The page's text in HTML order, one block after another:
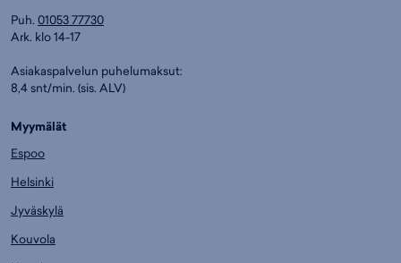
Puh. 01053 77730
Ark. klo 14-17
Asiakaspalvelun puhelumaksut:
8,4 snt/min. (sis. ALV)
Myymälät
Espoo
Helsinki
Jyväskylä
Kouvola